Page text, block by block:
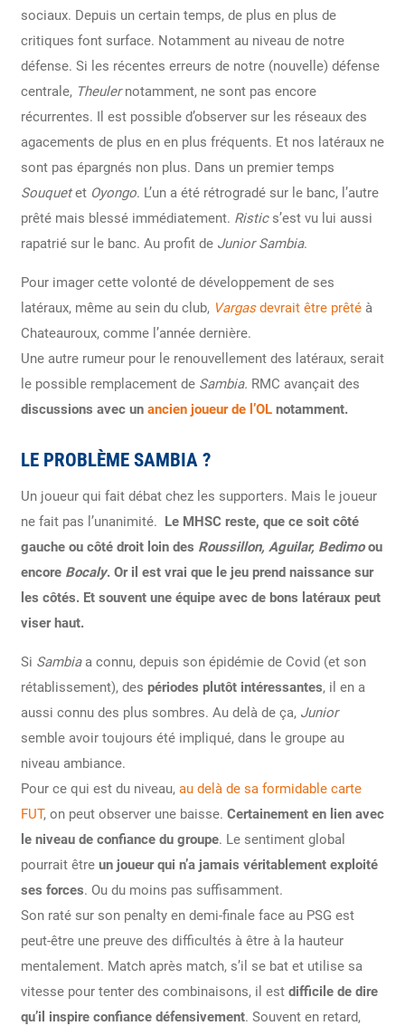
sociaux. Depuis un certain temps, de plus en plus de
critiques font surface. Notamment au niveau de notre
défense. Si les récentes erreurs de notre (nouvelle) défense
centrale, Theulernotamment, ne sont pas encore
récurrentes. Il est possible d’observer sur les réseaux des
agacements de plus en en plus fréquents. Et nos latéraux ne
sont pas épargnés non plus. Dans un premier temps
Souquetet Oyongo. L’un a été rétrogradé sur le banc, l’autre
prêté mais blessé immédiatement. Ristics’est vu lui aussi
rapatrié sur le banc. Au profit de Junior Sambia.
Pour imager cette volonté de développement de ses
latéraux, même au sein du club, Vargasdevrait être prêtéà
Chateauroux, comme l’année dernière.
Une autre rumeur pour le renouvellement des latéraux, serait
le possible remplacement de Sambia. RMC avançait des
discussions avec un ancien joueur de l’OLnotamment.
LE PROBLÈME SAMBIA ?
Un joueur qui fait débat chez les supporters. Mais le joueur
ne fait pas l’unanimité. Le MHSC reste, que ce soit côté
gauche ou côté droit loin des Roussillon, Aguilar, Bedimoou
encore Bocaly. Or il est vrai que le jeu prend naissance sur
les côtés. Et souvent une équipe avec de bons latéraux peut
viser haut.
Si Sambiaa connu, depuis son épidémie de Covid (et son
rétablissement), des périodes plutôt intéressantes, il en a
aussi connu des plus sombres. Au delà de ça, Junior
semble avoir toujours été impliqué, dans le groupe au
niveau ambiance.
Pour ce qui est du niveau, au delà de sa formidable carte
FUT, on peut observer une baisse. Certainement en lien avec
le niveau de confiance du groupe. Le sentiment global
pourrait êtreun joueur qui n’a jamais véritablement exploité
ses forces. Ou du moins pas suffisamment.
Son raté sur son penalty en demi-finale face au PSG est
peut-être une preuve des difficultés à être à la hauteur
mentalement. Match après match, s’il se bat et utilise sa
vitesse pour tenter des combinaisons, il estdifficile de dire
qu’il inspire confiance défensivement. Souvent en retard,